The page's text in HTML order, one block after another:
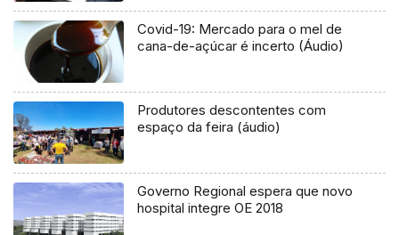
Covid-19: Mercado para o mel de
cana-de-açúcar é incerto (Áudio)
Produtores descontentes com
espaço da feira (áudio)
Governo Regional espera que novo
hospital integre OE 2018